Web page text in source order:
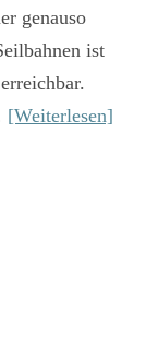
genauso
ist
[Weiterlesen]